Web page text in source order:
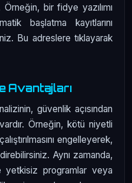
bir fidye yazılımı
başlatma kayıtlarını
Bu adreslere tıklayarak
Avantajları
güvenlik açısından
Örneğin, kötü niyetli
engelleyerek,
Aynı zamanda,
yetkisiz programlar veya